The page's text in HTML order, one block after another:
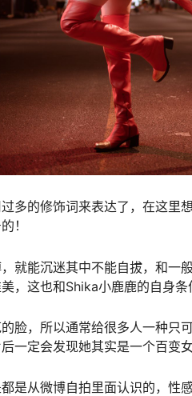
多的修饰词来表达了，在这里
！
就能沉迷其中不能自拔，和一
，这也和Shika小鹿鹿的自身条
脸，所以通常给很多人一种只
一定会发现她其实是一个百变女
是从微博自拍里面认识的，性